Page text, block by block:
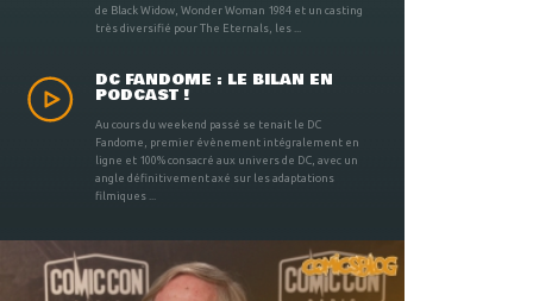
de Black Widow, Wonder Woman 1984 et un casting
très diversifié pour The Eternals, les ...
DC FANDOME : LE BILAN EN
PODCAST !
Au cours du weekend passé se tenait le DC
Fandome, premier évènement intégralement en
ligne et 100% consacré aux univers de DC, avec un
angle définitivement axé sur les adaptations
filmiques ...